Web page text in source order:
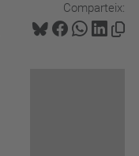
Comparteix: